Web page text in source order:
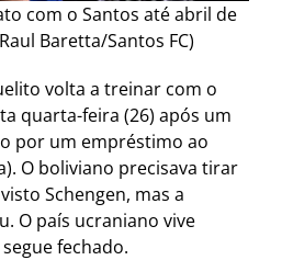
com o Santos até abril de
Baretta/Santos FC)
volta a treinar com o
quarta-feira (26) após um
por um empréstimo ao
O boliviano precisava tirar
Schengen, mas a
O país ucraniano vive
fechado.